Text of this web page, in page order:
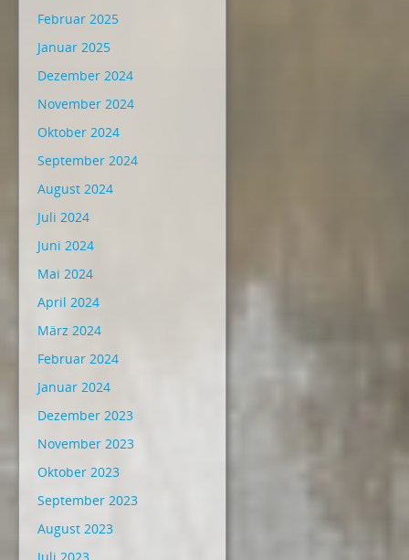
Februar 2025
Januar 2025
Dezember 2024
November 2024
Oktober 2024
September 2024
August 2024
Juli 2024
Juni 2024
Mai 2024
April 2024
März 2024
Februar 2024
Januar 2024
Dezember 2023
November 2023
Oktober 2023
September 2023
August 2023
Juli 2023